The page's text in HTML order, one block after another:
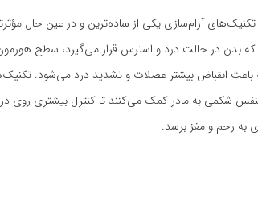
آرام‌سازی یکی از ساده‌ترین و در عین حال
بدن در حالت درد و استرس قرار می‌گیرد، سطح
شکمی به مادر کمک می‌کنند تا کنترل بیشتری روی
به رحم و مغز برسد.